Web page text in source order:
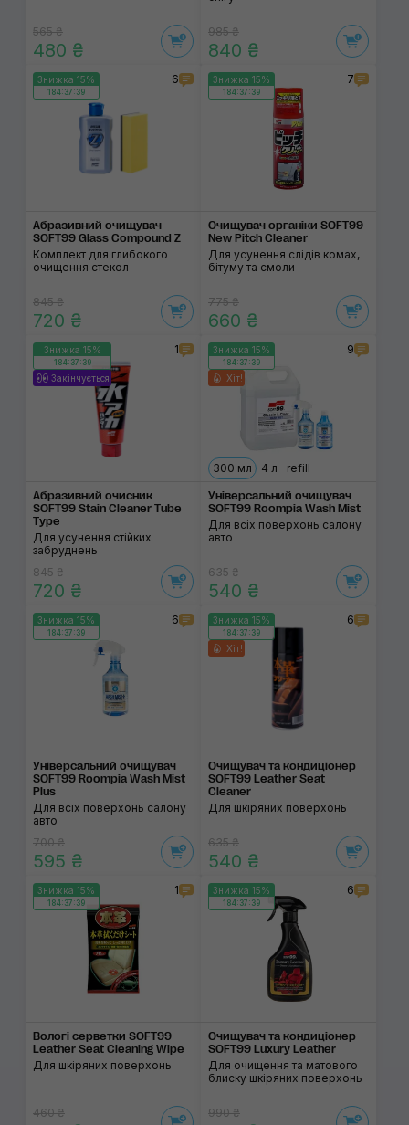
565 ₴
480 ₴
985 ₴
840 ₴
Знижка 15%
184:37:38
6
Абразивний очищувач
SOFT99 Glass Compound Z
Комплект для глибокого
очищення стекол
845 ₴
720 ₴
Знижка 15%
184:37:38
7
Очищувач органіки SOFT99
New Pitch Cleaner
Для усунення слідів комах,
бітуму та смоли
775 ₴
660 ₴
Знижка 15%
184:37:38
Закінчується
1
Абразивний очисник
SOFT99 Stain Cleaner Tube
Type
Для усунення стійких
забруднень
845 ₴
720 ₴
Знижка 15%
184:37:38
Хіт!
9
300 мл 4 л refill
Універсальний очищувач
SOFT99 Roompia Wash Mist
Для всіх поверхонь салону
авто
635 ₴
540 ₴
Знижка 15%
184:37:38
6
Універсальний очищу­вач
SOFT99 Roompia Wash Mist
Plus
Для всіх поверхонь салону
авто
700 ₴
595 ₴
Знижка 15%
184:37:38
Хіт!
6
Очищувач та кондиці­онер
SOFT99 Leather Seat
Cleaner
Для шкіряних поверхонь
635 ₴
540 ₴
Знижка 15%
184:37:38
1
Вологі серветки SOFT99
Leather Seat Cleaning Wipe
Для шкіряних поверхонь
460 ₴
Знижка 15%
184:37:38
6
Очищувач та кондиці­онер
SOFT99 Luxury Leather
Для очищення та матового
блиску шкіряних поверхонь
990 ₴